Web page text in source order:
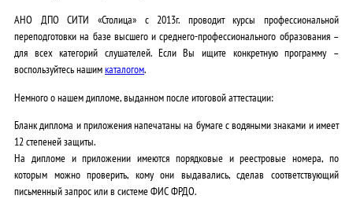
АНО ДПО СИТИ «Столица» c 2013г. проводит курсы профессиональной
переподготовки на базе высшего и среднего-профессионального образования –
для всех категорий слушателей. Если Вы ищите конкретную программу –
воспользуйтесь нашимкаталогом.
Немного о нашем дипломе, выданном после итоговой аттестации:
Бланк диплома и приложения напечатаны на бумаге с водяными знаками и имеет
12 степеней защиты.
На дипломе и приложении имеются порядковые и реестровые номера, по
которым можно проверить, кому они выдавались, сделав соответствующий
письменный запрос или в системе ФИС ФРДО.